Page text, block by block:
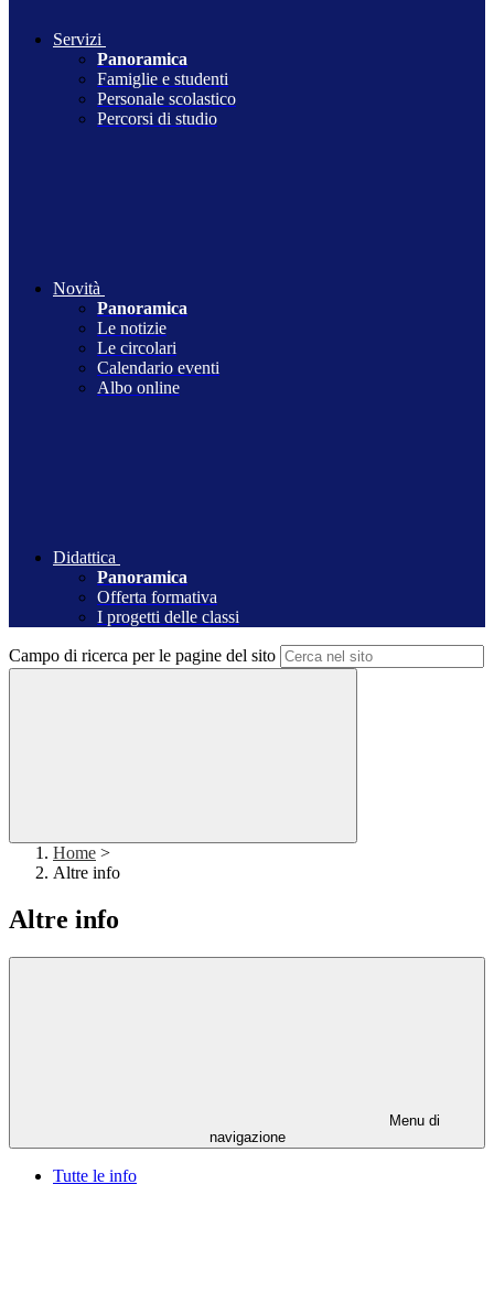
Servizi
Panoramica
Famiglie e studenti
Personale scolastico
Percorsi di studio
Novità
Panoramica
Le notizie
Le circolari
Calendario eventi
Albo online
Didattica
Panoramica
Offerta formativa
I progetti delle classi
Campo di ricerca per le pagine del sito
Home >
Altre info
Altre info
Menu di
navigazione
Tutte le info